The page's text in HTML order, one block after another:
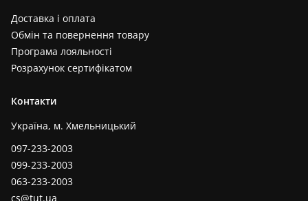
Доставка і оплата
Обмін та повернення товару
Програма лояльності
Розрахунок сертифікатом
Контакти
Україна, м. Хмельницький
097-233-2003
099-233-2003
063-233-2003
cs@tut.ua